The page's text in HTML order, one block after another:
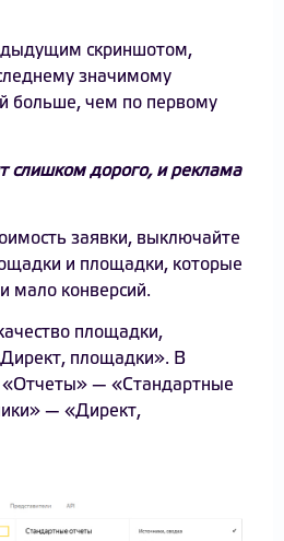
скриншотом,
значимому
больше, чем по первому
слишком дорого, и реклама
заявки, выключайте
и площадки, которые
мало конверсий.
площадки,
площадки». В
— «Стандартные
— «Директ,